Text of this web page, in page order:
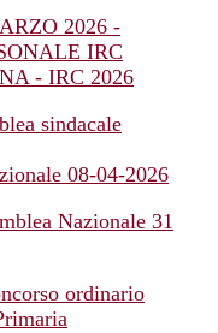
2026 -
IRC
- IRC 2026
sindacale
08-04-2026
Nazionale 31
ordinario